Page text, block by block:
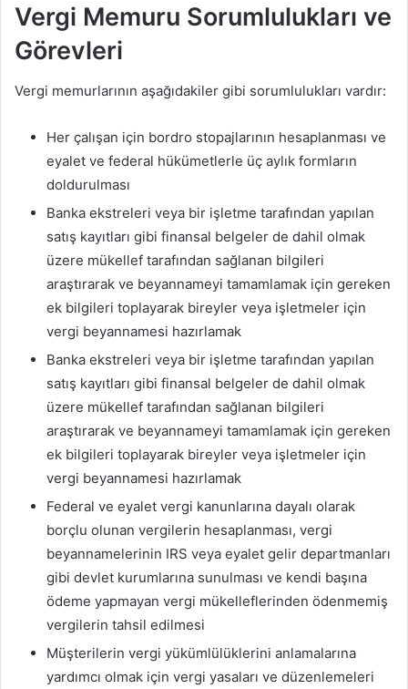
Vergi Memuru Sorumlulukları ve
Görevleri
Vergi memurlarının aşağıdakiler gibi sorumlulukları vardır:
Her çalışan için bordro stopajlarının hesaplanması ve
eyalet ve federal hükümetlerle üç aylık formların
doldurulması
Banka ekstreleri veya bir işletme tarafından yapılan
satış kayıtları gibi finansal belgeler de dahil olmak
üzere mükellef tarafından sağlanan bilgileri
araştırarak ve beyannameyi tamamlamak için gereken
ek bilgileri toplayarak bireyler veya işletmeler için
vergi beyannamesi hazırlamak
Banka ekstreleri veya bir işletme tarafından yapılan
satış kayıtları gibi finansal belgeler de dahil olmak
üzere mükellef tarafından sağlanan bilgileri
araştırarak ve beyannameyi tamamlamak için gereken
ek bilgileri toplayarak bireyler veya işletmeler için
vergi beyannamesi hazırlamak
Federal ve eyalet vergi kanunlarına dayalı olarak
borçlu olunan vergilerin hesaplanması, vergi
beyannamelerinin IRS veya eyalet gelir departmanları
gibi devlet kurumlarına sunulması ve kendi başına
ödeme yapmayan vergi mükelleflerinden ödenmemiş
vergilerin tahsil edilmesi
Müşterilerin vergi yükümlülüklerini anlamalarına
yardımcı olmak için vergi yasaları ve düzenlemeleri